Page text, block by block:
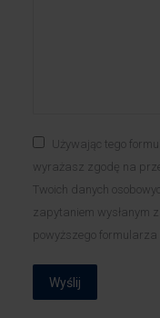
Używając tego
wyrażasz zgodę na
Twoich danych
zapytaniem wysłanym
powyższego formularza
Wyślij